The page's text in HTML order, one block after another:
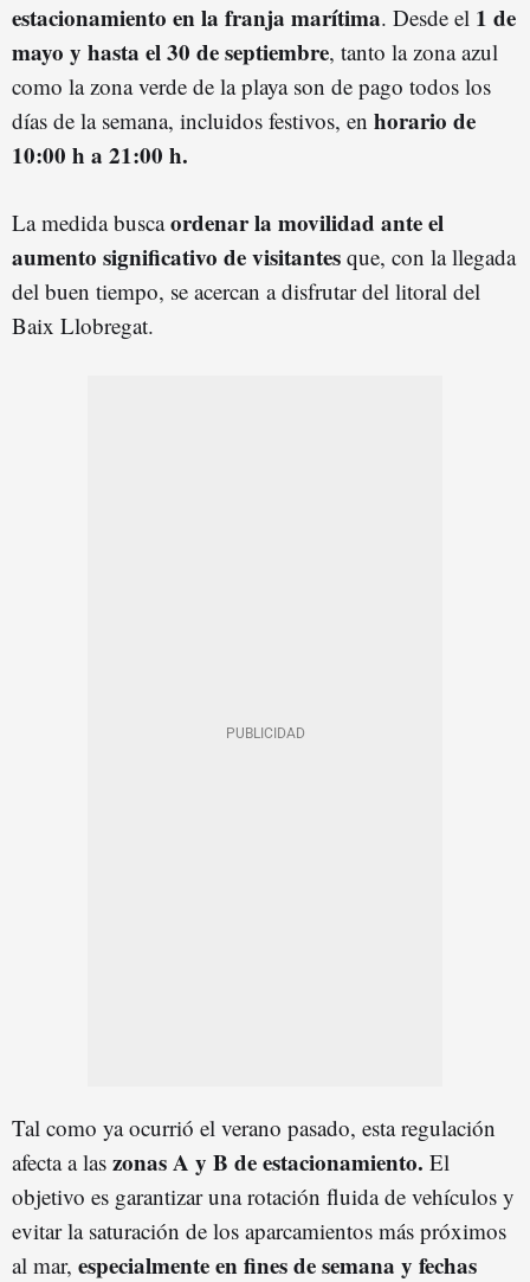
estacionamiento en la franja marítima. Desde el 1 de
mayo y hasta el 30 de septiembre, tanto la zona azul
como la zona verde de la playa son de pago todos los
días de la semana, incluidos festivos, en horario de
10:00 h a 21:00 h.
La medida buscaordenar la movilidad ante el
aumento significativo de visitantes que, con la llegada
del buen tiempo, se acercan a disfrutar del litoral del
Baix Llobregat.
Tal como ya ocurrió el verano pasado, esta regulación
afecta a las zonas A y B de estacionamiento. El
objetivo es garantizar una rotación fluida de vehículos y
evitar la saturación de los aparcamientos más próximos
al mar, especialmente en fines de semana y fechas